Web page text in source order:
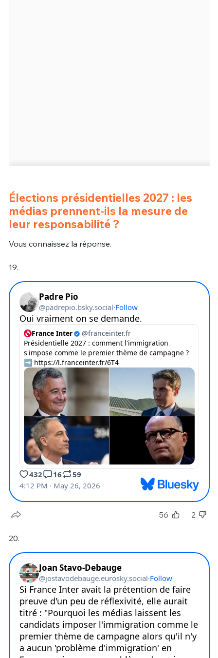
Élections présidentielles 2027 : les
médias prennent-ils la mesure de
leur responsabilité ?
Vous connaissez la réponse.
19.
56 2
20.